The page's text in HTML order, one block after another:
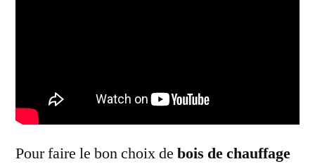
Pour faire le bon choix de bois de chauffage